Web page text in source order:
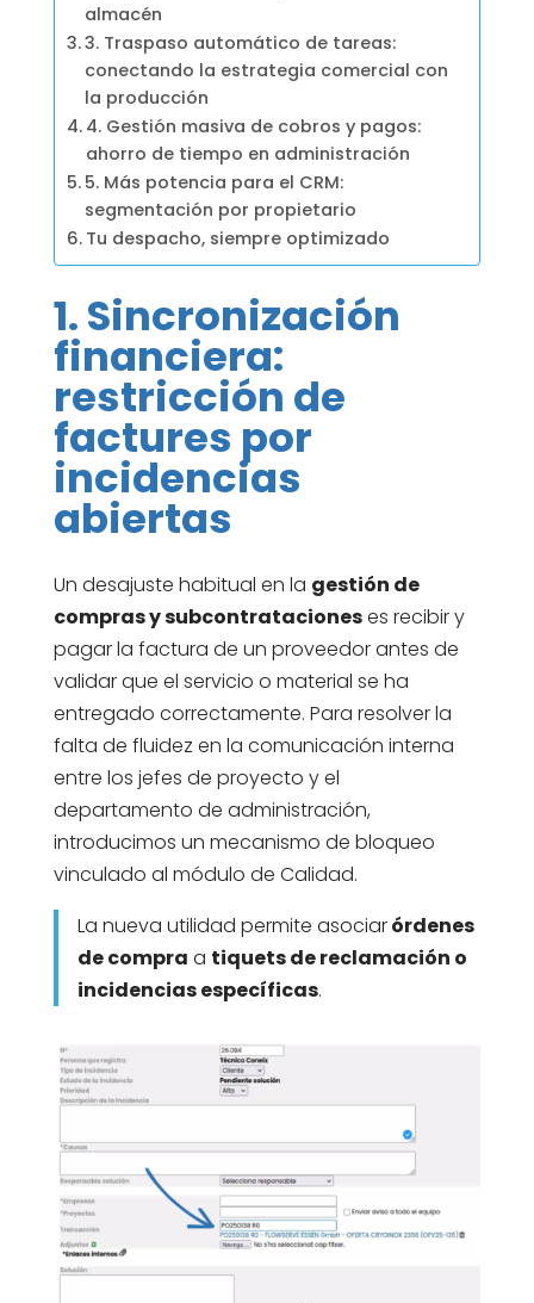
almacén
3. Traspaso automático de tareas:
conectando la estrategia comercial con
la producción
4. Gestión masiva de cobros y pagos:
ahorro de tiempo en administración
5. Más potencia para el CRM:
segmentación por propietario
Tu despacho, siempre optimizado
1. Sincronización
financiera:
restricción de
factures por
incidencias
abiertas
Un desajuste habitual en la gestión de
compras y subcontratacioneses recibir y
pagar la factura de un proveedor antes de
validar que el servicio o material se ha
entregado correctamente. Para resolver la
falta de fluidez en la comunicación interna
entre los jefes de proyecto y el
departamento de administración,
introducimos un mecanismo de bloqueo
vinculado al módulo de Calidad.
La nueva utilidad permite asociarórdenes
de compra a tiquets de reclamación o
incidencias específicas.